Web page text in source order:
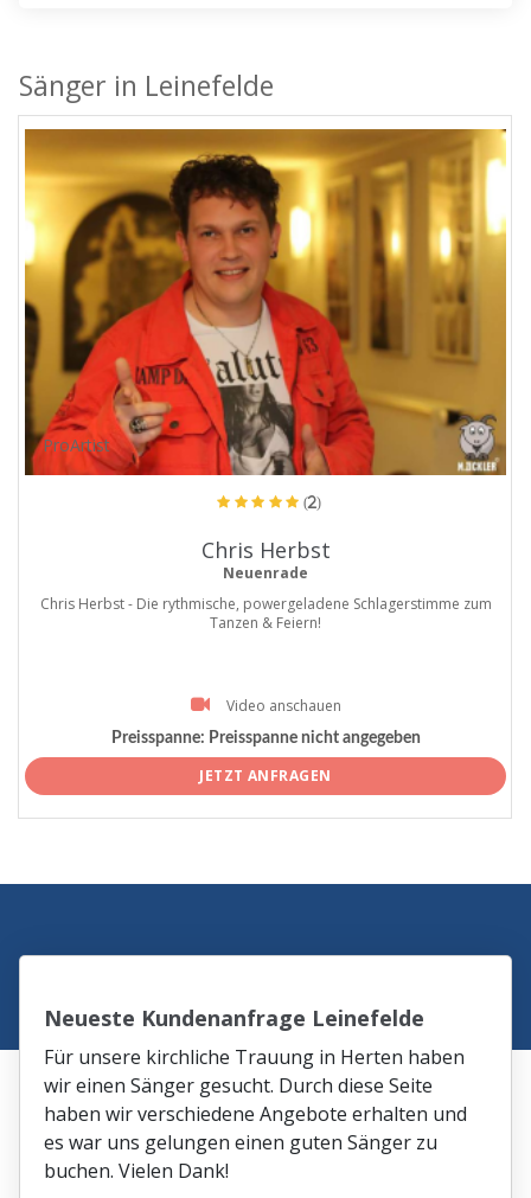
Sänger in Leinefelde
ProArtist
(2)
Chris Herbst
Neuenrade
Chris Herbst - Die rythmische, powergeladene Schlagerstimme zum
Tanzen & Feiern!
Video anschauen
Preisspanne: Preisspanne nicht angegeben
JETZT ANFRAGEN
Neueste Kundenanfrage Leinefelde
Für unsere kirchliche Trauung in Herten haben
wir einen Sänger gesucht. Durch diese Seite
haben wir verschiedene Angebote erhalten und
es war uns gelungen einen guten Sänger zu
buchen. Vielen Dank!